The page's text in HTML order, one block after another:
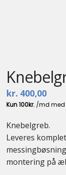
Om
kr. 400,00
Knebelgreb.
Leveres
montering på